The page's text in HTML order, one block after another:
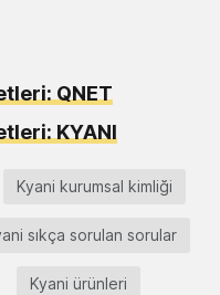
QNET
KYANI
Kyani kurumsal kimliği
sıkça sorulan sorular
Kyani ürünleri